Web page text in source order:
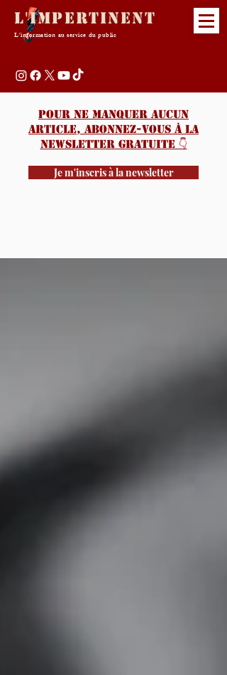
L'Impertinent
L'information au service du public
Pour ne manquer aucun
article, abonnez-vous à la
newsletter gratuite 👇️
Je m'inscris à la newsletter